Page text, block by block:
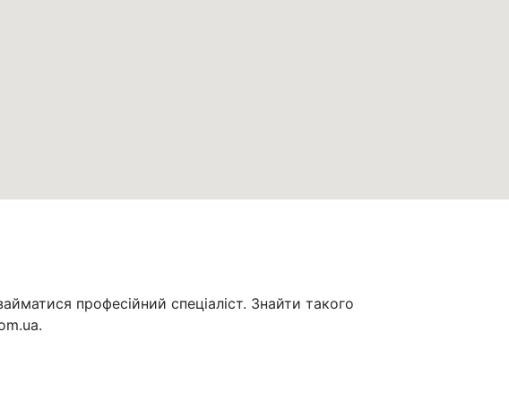
професійний спеціаліст. Знайти такого